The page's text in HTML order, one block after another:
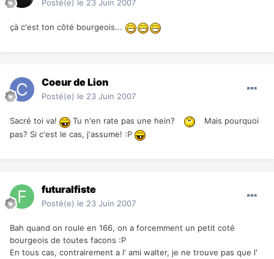
Posté(e) le 23 Juin 2007
çà c'est ton côté bourgeois...
Coeur de Lion
Posté(e) le 23 Juin 2007
Sacré toi va! Tu n'en rate pas une hein?
Mais pourquoi
pas? Si c'est le cas, j'assume! :P
futuralfiste
Posté(e) le 23 Juin 2007
Bah quand on roule en 166, on a forcemment un petit coté
bourgeois de toutes facons :P
En tous cas, contrairement a l' ami walter, je ne trouve pas que l'